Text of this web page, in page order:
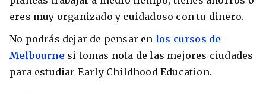
eres muy organizado y cuidadoso con tu dinero.
No podrás dejar de pensar en los cursos de
Melbourne si tomas nota de las mejores ciudades
para estudiar Early Childhood Education.